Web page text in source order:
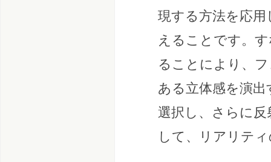
現する方法を応
えることです。
ることにより、
ある立体感を演
選択し、さらに
して、リアリテ